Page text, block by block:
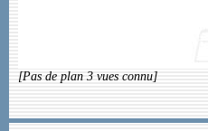
[Pas de plan 3 vues connu]